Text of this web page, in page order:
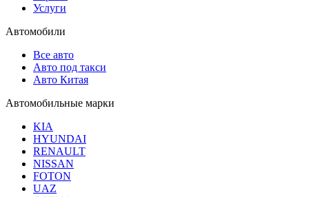
Услуги
Автомобили
Все авто
Авто под такси
Авто Китая
Автомобильные марки
KIA
HYUNDAI
RENAULT
NISSAN
FOTON
UAZ